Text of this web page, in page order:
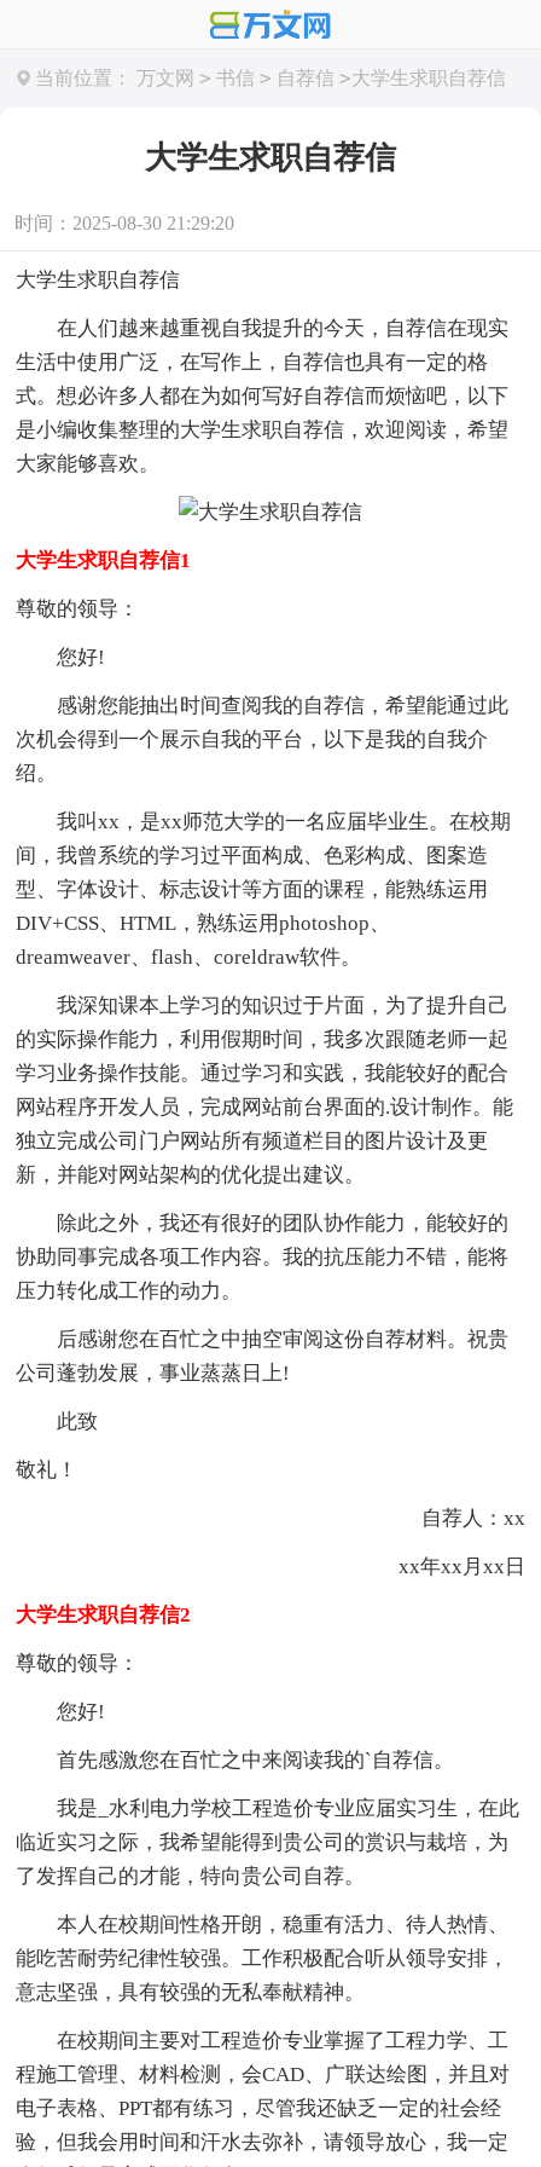
当前位置： 万文网 > 书信 > 自荐信 >大学生求职自荐信
大学生求职自荐信
时间：2025-08-30 21:29:20
大学生求职自荐信
在人们越来越重视自我提升的今天，自荐信在现实
生活中使用广泛，在写作上，自荐信也具有一定的格
式。想必许多人都在为如何写好自荐信而烦恼吧，以下
是小编收集整理的大学生求职自荐信，欢迎阅读，希望
大家能够喜欢。
大学生求职自荐信1
尊敬的领导：
您好!
感谢您能抽出时间查阅我的自荐信，希望能通过此
次机会得到一个展示自我的平台，以下是我的自我介
绍。
我叫xx，是xx师范大学的一名应届毕业生。在校期
间，我曾系统的学习过平面构成、色彩构成、图案造
型、字体设计、标志设计等方面的课程，能熟练运用
DIV+CSS、HTML，熟练运用photoshop、
dreamweaver、flash、coreldraw软件。
我深知课本上学习的知识过于片面，为了提升自己
的实际操作能力，利用假期时间，我多次跟随老师一起
学习业务操作技能。通过学习和实践，我能较好的配合
网站程序开发人员，完成网站前台界面的.设计制作。能
独立完成公司门户网站所有频道栏目的图片设计及更
新，并能对网站架构的优化提出建议。
除此之外，我还有很好的团队协作能力，能较好的
协助同事完成各项工作内容。我的抗压能力不错，能将
压力转化成工作的动力。
后感谢您在百忙之中抽空审阅这份自荐材料。祝贵
公司蓬勃发展，事业蒸蒸日上!
此致
敬礼！
自荐人：xx
xx年xx月xx日
大学生求职自荐信2
尊敬的领导：
您好!
首先感激您在百忙之中来阅读我的`自荐信。
我是_水利电力学校工程造价专业应届实习生，在此
临近实习之际，我希望能得到贵公司的赏识与栽培，为
了发挥自己的才能，特向贵公司自荐。
本人在校期间性格开朗，稳重有活力、待人热情、
能吃苦耐劳纪律性较强。工作积极配合听从领导安排，
意志坚强，具有较强的无私奉献精神。
在校期间主要对工程造价专业掌握了工程力学、工
程施工管理、材料检测，会CAD、广联达绘图，并且对
电子表格、PPT都有练习，尽管我还缺乏一定的社会经
验，但我会用时间和汗水去弥补，请领导放心，我一定